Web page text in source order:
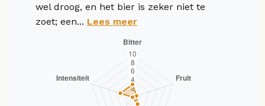
wel droog, en het bier is zeker niet te
zoet; een... Lees meer